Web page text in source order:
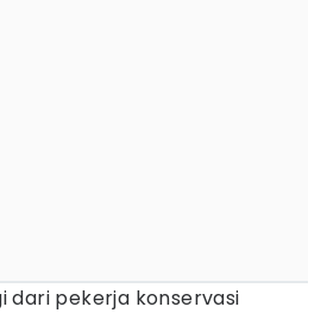
dari pekerja konservasi